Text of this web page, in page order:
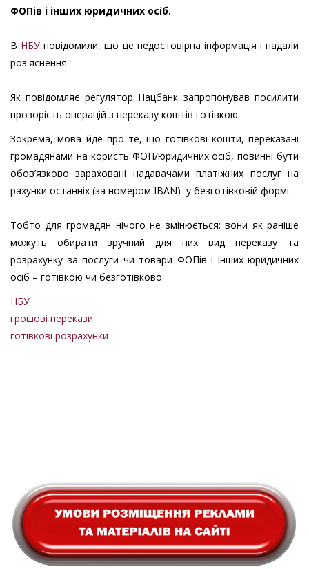
ФОПів і інших юридичних осіб.
В НБУ повідомили, що це недостовірна інформація і надали
роз'яснення.
Як повідомляє регулятор Нацбанк запропонував посилити
прозорість операцій з переказу коштів готівкою.
Зокрема, мова йде про те, що готівкові кошти, переказані
громадянами на користь ФОП/юридичних осіб, повинні бути
обов’язково зараховані надавачами платіжних послуг на
рахунки останніх (за номером IBAN) у безготівковій формі.
Тобто для громадян нічого не змінюється: вони як раніше
можуть обирати зручний для них вид переказу та
розрахунку за послуги чи товари ФОПів і інших юридичних
осіб – готівкою чи безготівково.
НБУ
грошові перекази
готівкові розрахунки